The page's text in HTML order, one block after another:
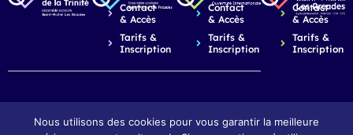
Contact
& Accès
Tarifs &
Inscription
Contact
& Accès
Tarifs &
Inscription
Contact
& Accès
Tarifs &
Inscription
Nous utilisons des cookies pour vous garantir la meilleure